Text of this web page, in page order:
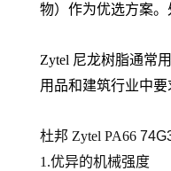
物）作为优选方案。
Zytel 尼龙树脂通常
用品和建筑行业中要
杜邦 Zytel PA66
1.优异的机械强度